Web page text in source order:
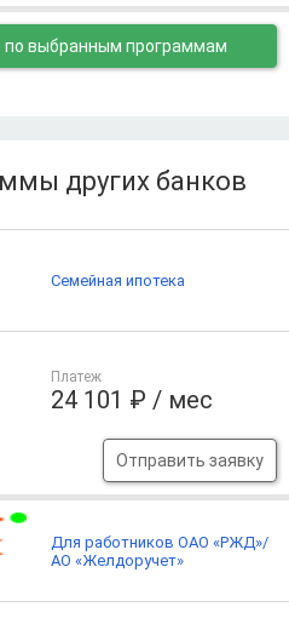
по выбранным программам
других банков
Платеж
24 101 ₽ / мес
Отправить заявку
Семейная ипотека
Для работников ОАО «РЖД»/
АО «Желдоручет»